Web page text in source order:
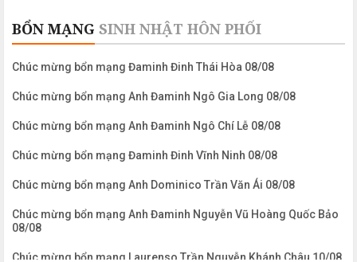
BỔN MẠNG SINH NHẬT HÔN PHỐI
Chúc mừng bổn mạng Đaminh Đinh Thái Hòa 08/08
Chúc mừng bổn mạng Anh Đaminh Ngô Gia Long 08/08
Chúc mừng bổn mạng Anh Đaminh Ngô Chí Lễ 08/08
Chúc mừng bổn mạng Đaminh Đinh Vĩnh Ninh 08/08
Chúc mừng bổn mạng Anh Dominico Trần Văn Ái 08/08
Chúc mừng bổn mạng Anh Đaminh Nguyễn Vũ Hoàng Quốc Bảo
08/08
Chúc mừng bổn mạng Laurenso Trần Nguyễn Khánh Châu 10/08